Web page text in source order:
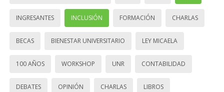
INGRESANTES INCLUSIÓN FORMACIÓN CHARLAS
BECAS BIENESTAR UNIVERSITARIO LEY MICAELA
100 AÑOS WORKSHOP UNR CONTABILIDAD
DEBATES OPINIÓN CHARLAS LIBROS